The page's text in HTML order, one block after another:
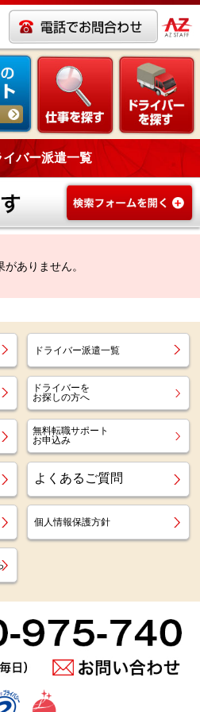
バー派遣一覧
がありません。
ドライバー派遣一覧
ドライバーを
お探しの方へ
無料転職サポート
お申込み
よくあるご質問
個人情報保護方針